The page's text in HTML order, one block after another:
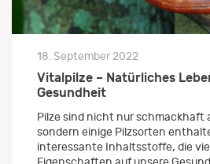
18. September 2022
Vitalpilze – Natürliches
Gesundheit
Pilze sind nicht nur schmackhaft
sondern einige Pilzsorten